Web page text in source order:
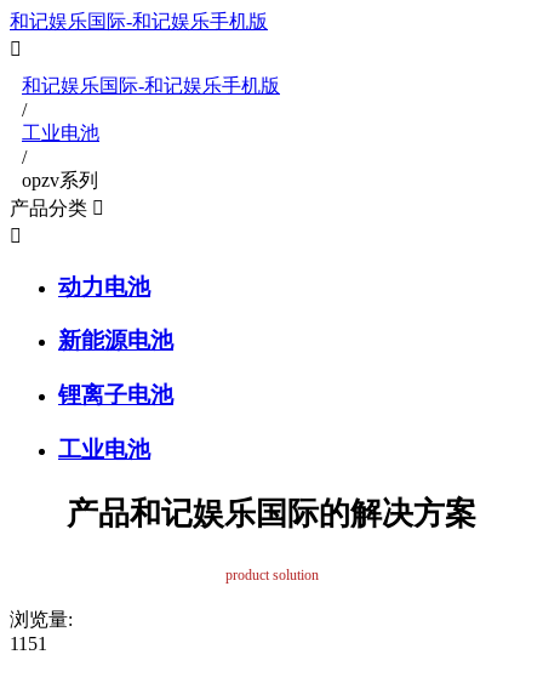
和记娱乐国际-和记娱乐手机版

和记娱乐国际-和记娱乐手机版
/
工业电池
/
opzv系列
产品分类 

动力电池
新能源电池
锂离子电池
工业电池
产品和记娱乐国际的解决方案
product solution
浏览量:
1151